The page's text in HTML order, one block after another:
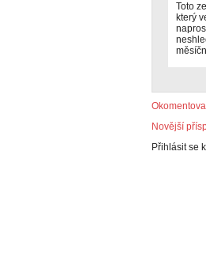
Toto
který
Novější
Přihlásit se